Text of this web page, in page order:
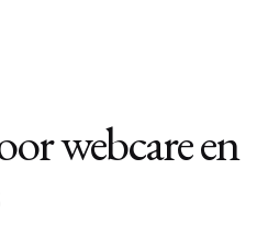
webcare en